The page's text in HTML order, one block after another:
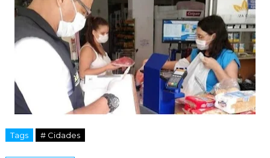
Tags # Cidades